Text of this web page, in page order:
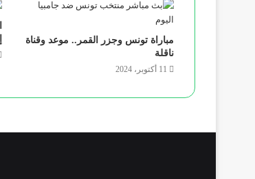
مباراة تونس وجزر القمر.. موعد وقناة
ناقلة
11 أكتوبر، 2024